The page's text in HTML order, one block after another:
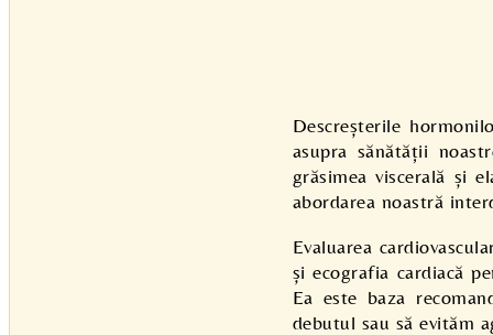
Descreșterile
asupra sănătății
grăsimea viscerală și
abordarea noastră
Evaluarea
și ecografia cardiacă
Ea este baza
debutul sau să evităm